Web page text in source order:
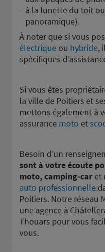
à la lunette du toit
panoramique).
À noter que si vous
électrique ou hybride,
spécifiques
Si vous êtes
la ville de Poitiers et
mettons également à
assurance moto et
Besoin d’un
sont à votre écoute
moto, camping-car et
auto professionnelle
Poitiers. Notre réseau
une agence à
Thouars pour vous
vous.